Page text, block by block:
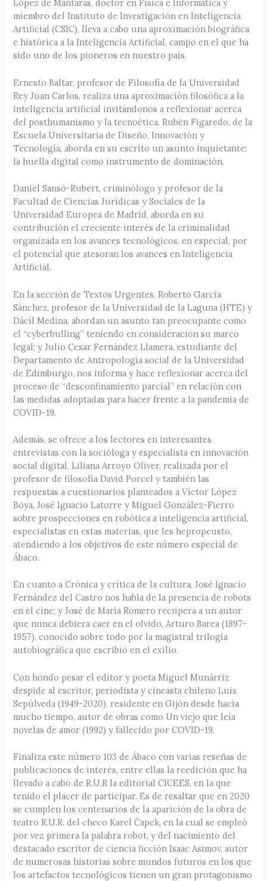
López de Mántaras, doctor en Física e Informática y
miembro del Instituto de Investigación en Inteligencia
Artificial (CSIC), lleva a cabo una aproximación biográfica
e histórica a la Inteligencia Artificial, campo en el que ha
sido uno de los pioneros en nuestro país.
Ernesto Baltar, profesor de Filosofía de la Universidad
Rey Juan Carlos, realiza una aproximación filosófica a la
inteligencia artificial invitándonos a reflexionar acerca
del posthumanismo y la tecnoética. Rubén Figaredo, de la
Escuela Universitaria de Diseño, Innovación y
Tecnología, aborda en su escrito un asunto inquietante:
la huella digital como instrumento de dominación.
Daniel Sansó-Rubert, criminólogo y profesor de la
Facultad de Ciencias Jurídicas y Sociales de la
Universidad Europea de Madrid, aborda en su
contribución el creciente interés de la criminalidad
organizada en los avances tecnológicos, en especial, por
el potencial que atesoran los avances en Inteligencia
Artificial.
En la sección de Textos Urgentes, Roberto García
Sánchez, profesor de la Universidad de la Laguna (HTE) y
Dácil Medina, abordan un asunto tan preocupante como
el “cyberbulling” teniendo en consideración su marco
legal; y Julio Cesar Fernández Llamera, estudiante del
Departamento de Antropología social de la Universidad
de Edimburgo, nos informa y hace reflexionar acerca del
proceso de “desconfinamiento parcial” en relación con
las medidas adoptadas para hacer frente a la pandemia de
COVID-19.
Además, se ofrece a los lectores en interesantes
entrevistas con la socióloga y especialista en innovación
social digital, Liliana Arroyo Oliver, realizada por el
profesor de filosofía David Porcel y también las
respuestas a cuestionarios planteados a Víctor López
Boya, José Ignacio Latorre y Miguel González-Fierro
sobre prospecciones en robótica a inteligencia artificial,
especialistas en estas materias, que les hepropeusto,
atendiendo a los objetivos de este número especial de
Ábaco.
En cuanto a Crónica y crítica de la cultura, José Ignacio
Fernández del Castro nos habla de la presencia de robots
en el cine; y José de María Romero recupera a un autor
que nunca debiera caer en el olvido, Arturo Barea (1897-
1957), conocido sobre todo por la magistral trilogía
autobiográfica que escribió en el exilio.
Con hondo pesar el editor y poeta Miguel Munárriz
despide al escritor, periodista y cineasta chileno Luis
Sepúlveda (1949-2020), residente en Gijón desde hacía
mucho tiempo, autor de obras como Un viejo que leía
novelas de amor (1992) y fallecido por COVID-19.
Finaliza este número 103 de Ábaco con varias reseñas de
publicaciones de interés, entre ellas la reedición que ha
llevado a cabo de R.U.R la editorial CICEES, en la que
tenido el placer de participar. Es de resaltar que en 2020
se cumplen los centenarios de la aparición de la obra de
teatro R.U.R. del checo Karel Čapek, en la cual se empleó
por vez primera la palabra robot, y del nacimiento del
destacado escritor de ciencia ficción Isaac Asimov, autor
de numerosas historias sobre mundos futuros en los que
los artefactos tecnológicos tienen un gran protagonismo